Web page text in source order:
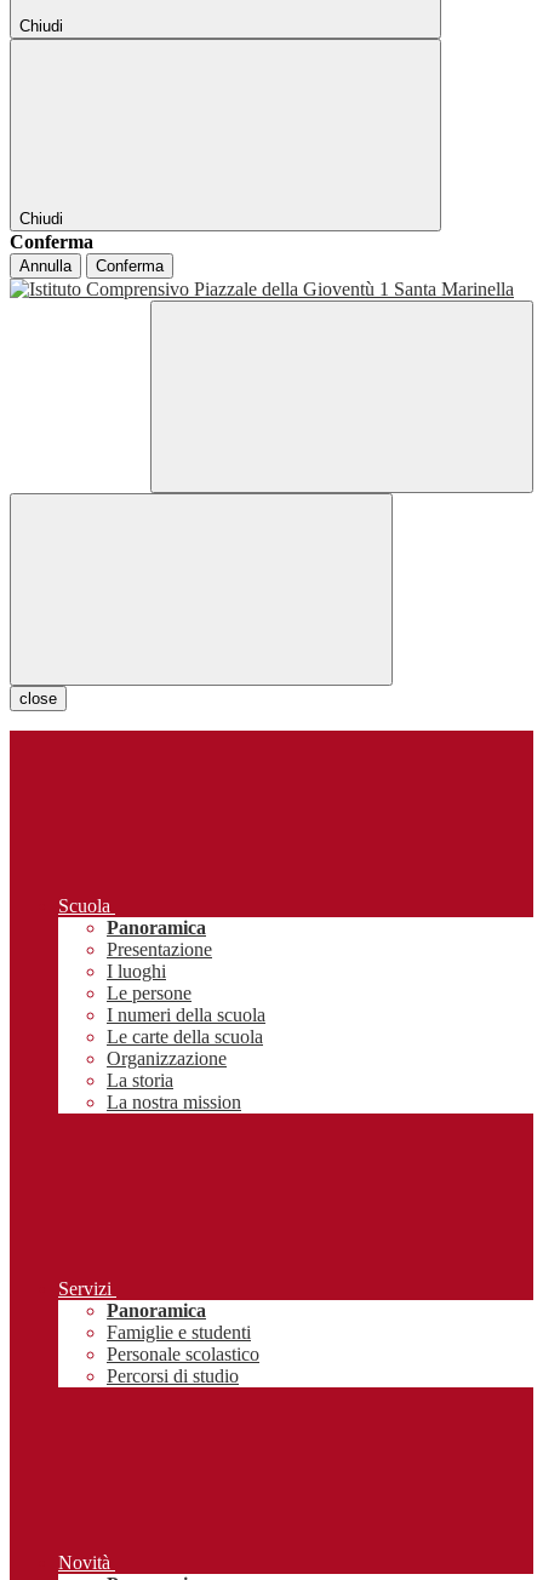
Chiudi
Chiudi
Conferma
Annulla Conferma
close
Scuola
Panoramica
Presentazione
I luoghi
Le persone
I numeri della scuola
Le carte della scuola
Organizzazione
La storia
La nostra mission
Servizi
Panoramica
Famiglie e studenti
Personale scolastico
Percorsi di studio
Novità